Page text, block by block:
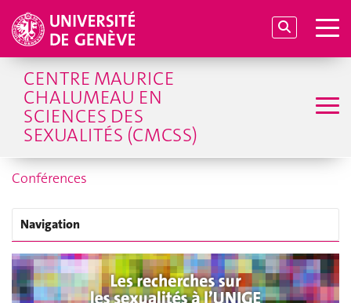
CENTRE MAURICE
CHALUMEAU EN
SCIENCES DES
SEXUALITÉS (CMCSS)
Conférences
Navigation